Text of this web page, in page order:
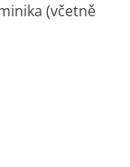
(včetně